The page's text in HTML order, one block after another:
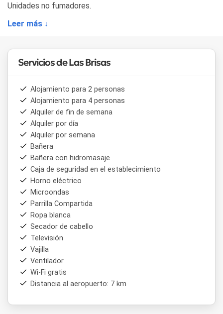
Unidades no fumadores.
Leer más ↓
Servicios de Las Brisas
Alojamiento para 2 personas
Alojamiento para 4 personas
Alquiler de fin de semana
Alquiler por día
Alquiler por semana
Bañera
Bañera con hidromasaje
Caja de seguridad en el establecimiento
Horno eléctrico
Microondas
Parrilla Compartida
Ropa blanca
Secador de cabello
Televisión
Vajilla
Ventilador
Wi-Fi gratis
Distancia al aeropuerto: 7 km